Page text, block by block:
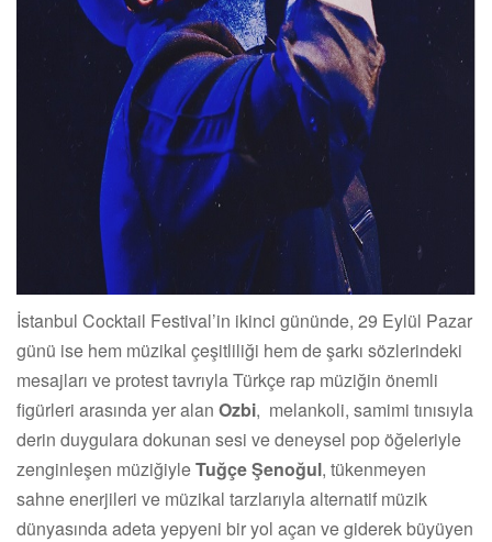
İstanbul Cocktail Festival’in ikinci gününde, 29 Eylül Pazar
günü ise hem müzikal çeşitliliği hem de şarkı sözlerindeki
mesajları ve protest tavrıyla Türkçe rap müziğin önemli
figürleri arasında yer alan Ozbi, melankoli, samimi tınısıyla
derin duygulara dokunan sesi ve deneysel pop öğeleriyle
zenginleşen müziğiyleTuğçe Şenoğul, tükenmeyen
sahne enerjileri ve müzikal tarzlarıyla alternatif müzik
dünyasında adeta yepyeni bir yol açan ve giderek büyüyen